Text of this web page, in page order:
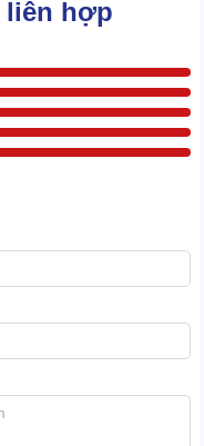
thành nơi tập kết của
liên hợp